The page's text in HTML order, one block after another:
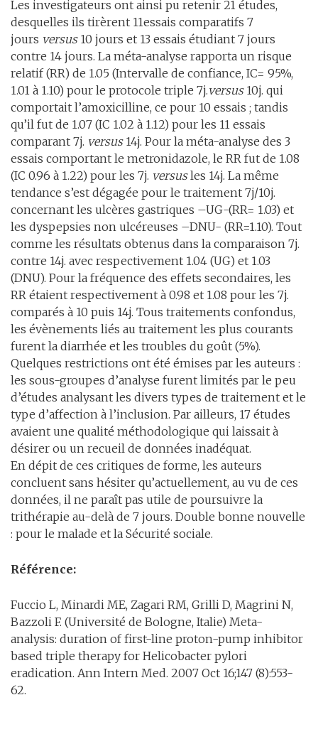
Les investigateurs ont ainsi pu retenir 21 études,
desquelles ils tirèrent 11essais comparatifs 7
jours versus10 jours et 13 essais étudiant 7 jours
contre 14 jours. La méta-analyse rapporta un risque
relatif (RR) de 1.05 (Intervalle de confiance, IC= 95%,
1.01 à 1.10) pour le protocole triple 7j.versus10j. qui
comportait l’amoxicilline, ce pour 10 essais ; tandis
qu’il fut de 1.07 (IC 1.02 à 1.12) pour les 11 essais
comparant 7j. versus14j. Pour la méta-analyse des 3
essais comportant le metronidazole, le RR fut de 1.08
(IC 0.96 à 1.22) pour les 7j. versusles 14j. La même
tendance s’est dégagée pour le traitement 7j/10j.
concernant les ulcères gastriques –UG-(RR= 1.03) et
les dyspepsies non ulcéreuses –DNU- (RR=1.10). Tout
comme les résultats obtenus dans la comparaison 7j.
contre 14j. avec respectivement 1.04 (UG) et 1.03
(DNU). Pour la fréquence des effets secondaires, les
RR étaient respectivement à 0.98 et 1.08 pour les 7j.
comparés à 10 puis 14j. Tous traitements confondus,
les évènements liés au traitement les plus courants
furent la diarrhée et les troubles du goût (5%).
Quelques restrictions ont été émises par les auteurs :
les sous-groupes d’analyse furent limités par le peu
d’études analysant les divers types de traitement et le
type d’affection à l’inclusion. Par ailleurs, 17 études
avaient une qualité méthodologique qui laissait à
désirer ou un recueil de données inadéquat.
En dépit de ces critiques de forme, les auteurs
concluent sans hésiter qu’actuellement, au vu de ces
données, il ne paraît pas utile de poursuivre la
trithérapie au-delà de 7 jours. Double bonne nouvelle
: pour le malade et la Sécurité sociale.
Référence:
Fuccio L, Minardi ME, Zagari RM, Grilli D, Magrini N,
Bazzoli F. (Université de Bologne, Italie) Meta-
analysis: duration of first-line proton-pump inhibitor
based triple therapy for Helicobacter pylori
eradication. Ann Intern Med. 2007 Oct 16;147 (8):553-
62.